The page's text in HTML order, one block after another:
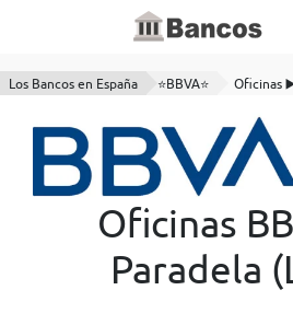
Los Bancos en España ⭐BBVA⭐ Oficinas
Oficinas
Paradela